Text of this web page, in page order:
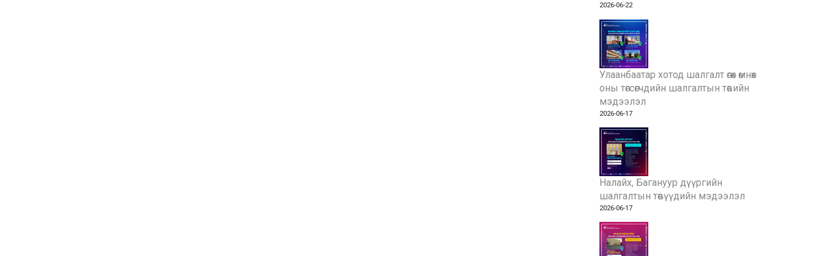
2026-06-22
Улаанбаатар хотод шалгалт өгөх өмнөх
оны төгсөгчдийн шалгалтын төвийн
мэдээлэл
2026-06-17
Налайх, Багануур дүүргийн
шалгалтын төвүүдийн мэдээлэл
2026-06-17